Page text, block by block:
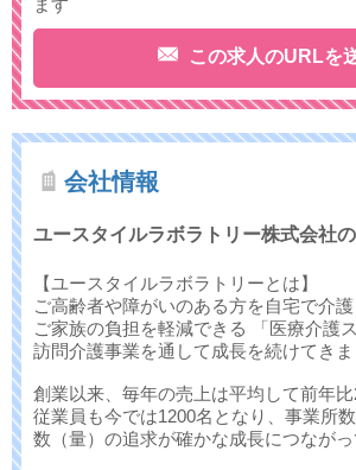
この求人のURLを
会社情報
ユースタイルラボラトリー株式会社
【ユースタイルラボラトリーとは】
ご高齢者や障がいのある方を自宅で介護
ご家族の負担を軽減できる 「医療介護
訪問介護事業を通して成長を続けてきま
創業以来、毎年の売上は平均して前年比
従業員も今では1200名となり、事業所
数（量）の追求が確かな成長につながっ